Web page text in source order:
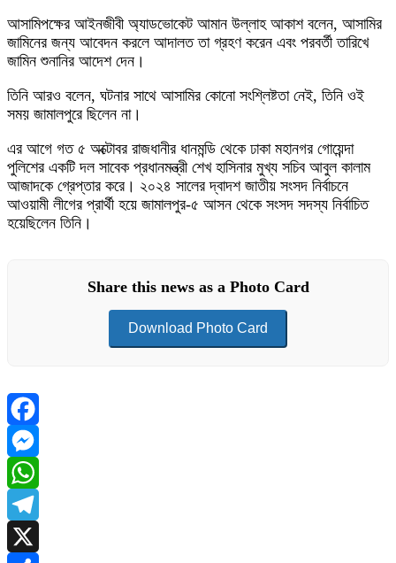
আসামিপক্ষের আইনজীবী অ্যাডভোকেট আমান উল্লাহ আকাশ বলেন, আসামির
জামিনের জন্য আবেদন করলে আদালত তা গ্রহণ করেন এবং পরবর্তী তারিখে
জামিন শুনানির আদেশ দেন।
তিনি আরও বলেন, ঘটনার সাথে আসামির কোনো সংশ্লিষ্টতা নেই, তিনি ওই
সময় জামালপুরে ছিলেন না।
এর আগে গত ৫ অক্টোবর রাজধানীর ধানমন্ডি থেকে ঢাকা মহানগর গোয়েন্দা
পুলিশের একটি দল সাবেক প্রধানমন্ত্রী শেখ হাসিনার মুখ্য সচিব আবুল কালাম
আজাদকে গ্রেপ্তার করে। ২০২৪ সালের দ্বাদশ জাতীয় সংসদ নির্বাচনে
আওয়ামী লীগের প্রার্থী হয়ে জামালপুর-৫ আসন থেকে সংসদ সদস্য নির্বাচিত
হয়েছিলেন তিনি।
Share this news as a Photo Card
Download Photo Card
Facebook
Messenger
WhatsApp
Telegram